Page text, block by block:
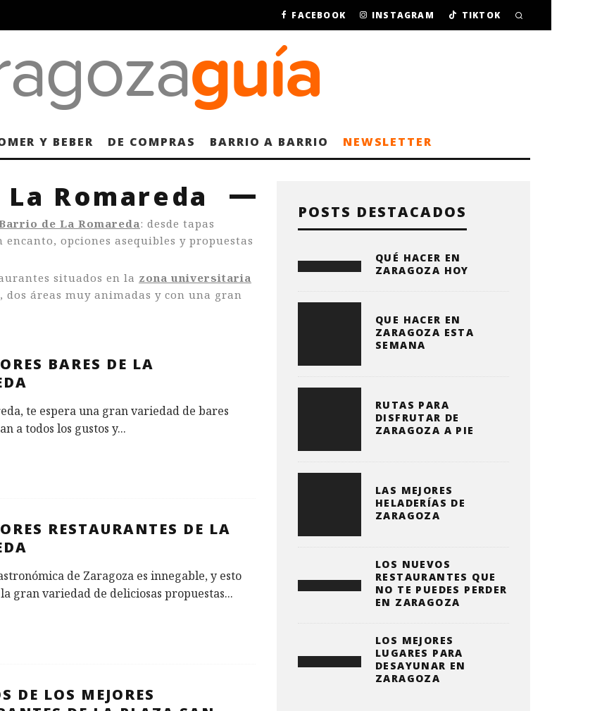
FACEBOOK INSTAGRAM TIKTOK
Y BEBER DE COMPRAS BARRIO A BARRIO NEWSLETTER
Romareda
de La Romareda: desde tapas
opciones asequibles y propuestas
situados en la zona universitaria
, dos áreas muy animadas y con una gran
BARES DE LA
te espera una gran variedad de bares
a todos los gustos y...
RESTAURANTES DE LA
de Zaragoza es innegable, y esto
gran variedad de deliciosas propuestas...
DE LOS MEJORES
POSTS DESTACADOS
QUÉ HACER EN
ZARAGOZA HOY
QUE HACER EN
ZARAGOZA ESTA
SEMANA
RUTAS PARA
DISFRUTAR DE
ZARAGOZA A PIE
LAS MEJORES
HELADERÍAS DE
ZARAGOZA
LOS NUEVOS
RESTAURANTES QUE
NO TE PUEDES PERDER
EN ZARAGOZA
LOS MEJORES
LUGARES PARA
DESAYUNAR EN
ZARAGOZA